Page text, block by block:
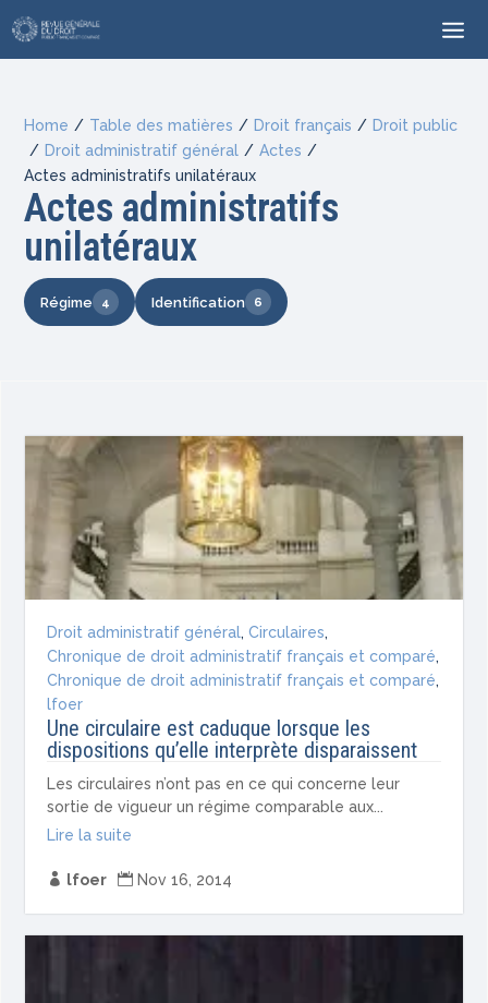
Home / Table des matières / Droit français / Droit public
/ Droit administratif général / Actes /
Actes administratifs unilatéraux
Actes administratifs
unilatéraux
Régime 4 Identification 6
Droit administratif général,Circulaires,
Chronique de droit administratif français et comparé,
Chronique de droit administratif français et comparé,
lfoer
Une circulaire est caduque lorsque les
dispositions qu’elle interprète disparaissent
Les circulaires n’ont pas en ce qui concerne leur
sortie de vigueur un régime comparable aux...
Lire la suite
 lfoer  Nov 16, 2014